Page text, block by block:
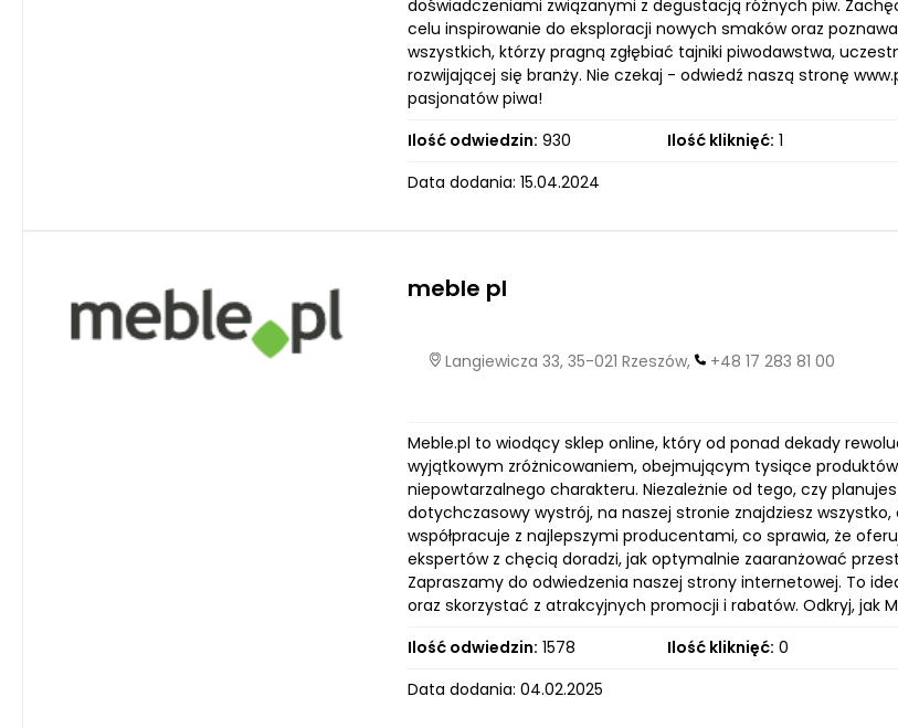
doświadczeniami związanymi z degustacją różnych piw.
celu inspirowanie do eksploracji nowych smaków oraz
wszystkich, którzy pragną zgłębiać tajniki piwodawstwa,
rozwijającej się branży. Nie czekaj - odwiedź naszą stronę
pasjonatów piwa!
Ilość odwiedzin: 930 Ilość kliknięć: 1
Data dodania: 15.04.2024
meble pl
Langiewicza 33, 35-021 Rzeszów, +48 17 283 81 00
Meble.pl to wiodący sklep online, który od ponad dekady
wyjątkowym zróżnicowaniem, obejmującym tysiące
niepowtarzalnego charakteru. Niezależnie od tego, czy
dotychczasowy wystrój, na naszej stronie znajdziesz
współpracuje z najlepszymi producentami, co sprawia, że
ekspertów z chęcią doradzi, jak optymalnie zaaranżować
Zapraszamy do odwiedzenia naszej strony internetowej. To
oraz skorzystać z atrakcyjnych promocji i rabatów. Odkryj, jak
Ilość odwiedzin: 1578 Ilość kliknięć: 0
Data dodania: 04.02.2025